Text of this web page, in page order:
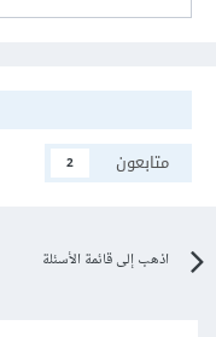
متابعون
2
اذهب إلى قائمة الأسئلة